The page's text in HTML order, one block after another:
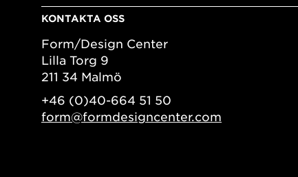
KONTAKTA OSS
Form/Design Center
Lilla Torg 9
211 34 Malmö
+46 (0)40-664 51 50
form@formdesigncenter.com